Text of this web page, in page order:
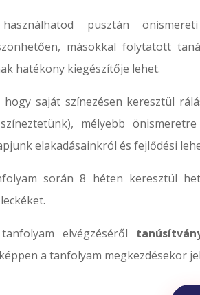
pusztán
másokkal folytatott
hatékony kiegészítője lehet.
hogy saját színezésen keresztül
mélyebb
elakadásainkról és fejlődési
során 8 héten keresztül
elvégzéséről
a tanfolyam megkezdésekor